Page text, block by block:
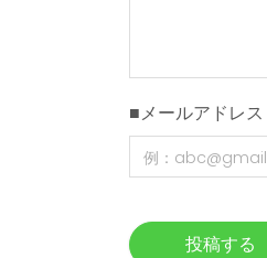
■メールアドレス
投稿する